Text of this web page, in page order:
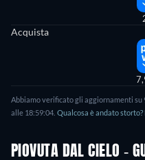
Acquista
Abbiamo verificato gli aggiornamenti su
alle 18:59:04. Qualcosa è andato storto?
PIOVUTA DAL CIELO -